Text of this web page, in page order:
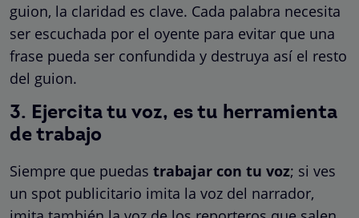
guion, la claridad es clave. Cada palabra necesita
ser escuchada por el oyente para evitar que una
frase pueda ser confundida y destruya así el resto
del guion.
3. Ejercita tu voz, es tu herramienta
de trabajo
Siempre que puedas trabajar con tu voz; si ves
un spot publicitario imita la voz del narrador,